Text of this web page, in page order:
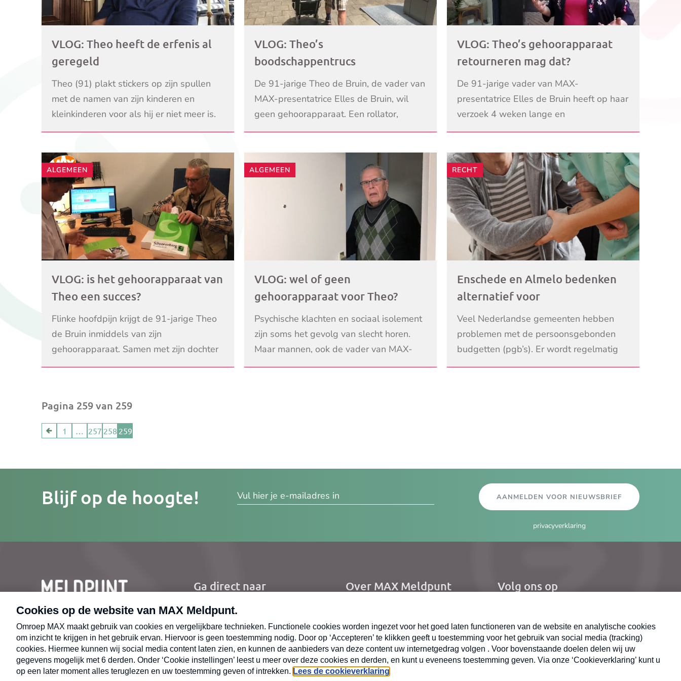
VLOG: Theo heeft de erfenis al
geregeld
Theo (91) plakt stickers op zijn spullen
met de namen van zijn kinderen en
kleinkinderen voor als hij er niet meer is.
Theo heeft zijn erfenis goed geregeld,
LEES VERDER
VLOG: Theo’s
boodschappentrucs
De 91-jarige Theo de Bruin, de vader van
MAX-presentatrice Elles de Bruin, wil
geen gehoorapparaat. Een rollator,
scootmobiel of andere hulpmiddelen ziet
LEES VERDER
VLOG: Theo’s gehoorapparaat
retourneren mag dat?
De 91-jarige vader van MAX-
presentatrice Elles de Bruin heeft op haar
verzoek 4 weken lange en
gehoorapparaat geprobeerd. Hij heeft
Ombudsman Jeani
LEES VERDER
ALGEMEEN
VLOG: is het gehoorapparaat van
Theo een succes?
Flinke hoofdpijn krijgt de 91-jarige Theo
de Bruin inmiddels van zijn
gehoorapparaat. Samen met zijn dochter
MAX-presentatrice Elles de Bruin gaat hij
LEES VERDER
ALGEMEEN
VLOG: wel of geen
gehoorapparaat voor Theo?
Psychische klachten en sociaal isolement
zijn soms het gevolg van slecht horen.
Maar mannen, ook de vader van MAX-
presentatrice Elles de Bruin, stellen het
LEES VERDER
RECHT
Enschede en Almelo bedenken
alternatief voor
fraudegevoelige pgb
Veel Nederlandse gemeenten hebben
problemen met de persoonsgebonden
budgetten (pgb’s). Er wordt regelmatig
mee gefraudeerd en dat zijn ze in
LEES VERDER
Pagina 259 van 259
1 … 257 258 259
Blijf op de hoogte! AANMELDEN VOOR NIEUWSBRIEF
privacyverklaring
CONTACT
Ga direct naar
Home
Nieuws
Uitzendingen
Oproepen
Over MAX Meldpunt Volg ons op
X
Nieuwsbrief
Neem hier een gratis abonnement op de MAX
Consumenten nieuwsbrief. Elke maandag en